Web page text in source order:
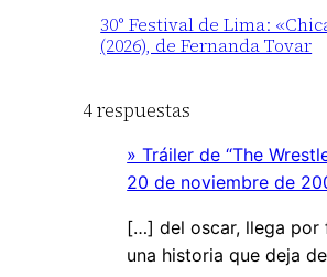
30° Festival de Lima:
(2026), de Fernanda Tovar
4 respuestas
» Tráiler de “The
20 de noviembre de
[…] del oscar, llega por
una historia que deja